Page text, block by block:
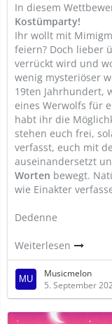
In diesem
Kostümparty!
Ihr wollt mit
feiern? Doch lieber
verrückt wird und
wenig mysteriöser
19ten Jahrhundert,
eines Werwolfs für
habt ihr die
stehen euch frei,
verfasst, euch mit
auseinandersetzt
Worten bewegt.
wie Einakter
Dedenne
Weiterlesen
Musicmelon
5. September